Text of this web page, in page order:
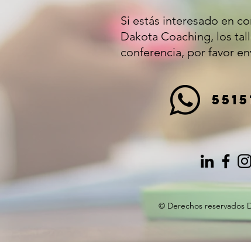
Si estás interesado en
Dakota Coaching, los
conferencia, por favor
© Derechos reservados